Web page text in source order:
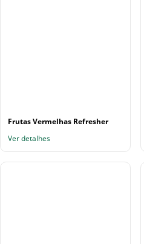
Frutas Vermelhas Refresher
Ver detalhes